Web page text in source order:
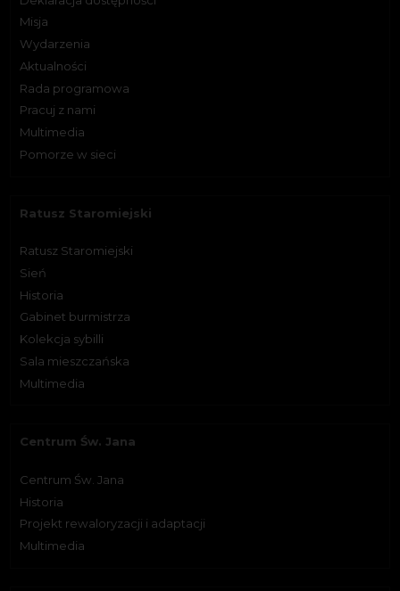
Misja
Wydarzenia
Aktualności
Rada programowa
Pracuj z nami
Multimedia
Pomorze w sieci
Ratusz Staromiejski
Ratusz Staromiejski
Sień
Historia
Gabinet burmistrza
Kolekcja sybilli
Sala mieszczańska
Multimedia
Centrum Św. Jana
Centrum Św. Jana
Historia
Projekt rewaloryzacji i adaptacji
Multimedia